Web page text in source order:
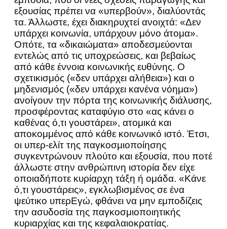
εξουσίας πρέπει να «υπερβούν», διαλύοντάς
τα. Άλλωστε, έχει διακηρυχτεί ανοιχτά: «Δεν
υπάρχει κοινωνία, υπάρχουν μόνο άτομα».
Οπότε, τα «δικαιώματα» αποδεσμεύονται
εντελώς από τις υποχρεώσεις, και βεβαίως
από κάθε έννοια κοινωνικής ευθύνης. Ο
σχετικισμός («δεν υπάρχει αλήθεια») και ο
μηδενισμός («δεν υπάρχει κανένα νόημα»)
ανοίγουν την πόρτα της κοινωνικής διάλυσης,
προσφέροντας καταφύγιο στο «ας κάνει ο
καθένας ό,τι γουστάρει», ατομικά και
αποκομμένος από κάθε κοινωνικό ιστό. Έτσι,
οι υπερ-ελίτ της παγκοσμιοποίησης
συγκεντρώνουν πλούτο και εξουσία, που ποτέ
άλλωστε στην ανθρώπινη ιστορία δεν είχε
οποιαδήποτε κυρίαρχη τάξη ή ομάδα. «Κάνε
ό,τι γουστάρεις», εγκλωβισμένος σε ένα
ψεύτικο υπερΕγώ, φθάνει να μην εμποδίζεις
την ασυδοσία της παγκοσμιοποιητικής
κυριαρχίας και της κεφαλαιοκρατίας.